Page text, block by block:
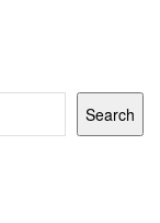
Search